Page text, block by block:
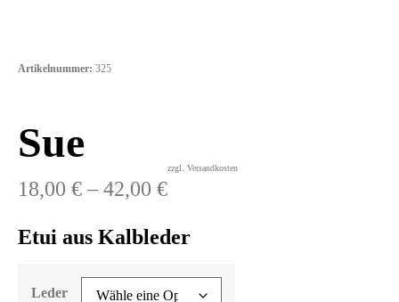
Artikelnummer: 325
Sue
18,00 €–42,00 €
zzgl. Versandkosten
Etui aus Kalbleder
Leder